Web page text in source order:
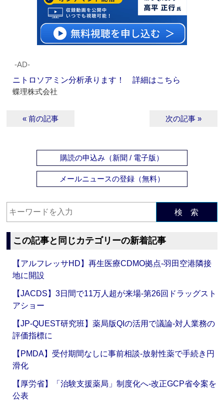
‐AD‐
ニトロソアミン分析承ります！ 詳細はこちら
蝶理株式会社
« 前の記事 次の記事 »
購読の申込み（新聞 / 電子版）
メールニュースの登録（無料）
検 索
この記事と同じカテゴリーの新着記事
【アルフレッサHD】再生医療CDMO拠点‐羽田空港隣接
地に開設
【JACDS】3日間で11万人超が来場‐第26回ドラッグスト
アショー
【JP-QUEST研究班】薬局版QIの活用で議論‐対人業務の
評価指標に
【PMDA】受付期間なしに事前相談‐放射性薬で手続き円
滑化
【厚労省】「治験支援薬局」制度化へ‐改正GCP省令案を
公表